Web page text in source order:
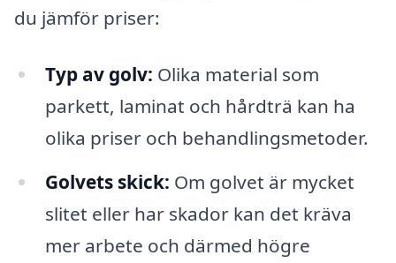
du jämför priser:
Typ av golv: Olika material som
parkett, laminat och hårdträ kan ha
olika priser och behandlingsmetoder.
Golvets skick: Om golvet är mycket
slitet eller har skador kan det kräva
mer arbete och därmed högre